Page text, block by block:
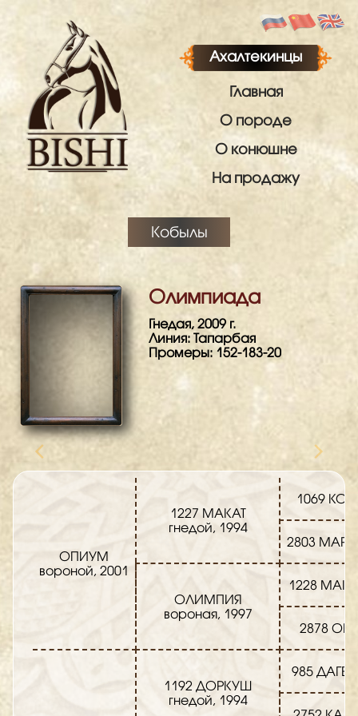
Ахалтекинцы
Главная
О породе
О конюшне
На продажу
Кобылы
Олимпиада
Гнедая, 2009 г.
Линия: Тапарбая
Промеры: 152-183-20
ОПИУМ
вороной, 2001
1227 МАКАТ
гнедой, 1994
1069
2803
ОЛИМПИЯ
вороная, 1997
1228
2878
1192 ДОРКУШ
гнедой, 1994
985